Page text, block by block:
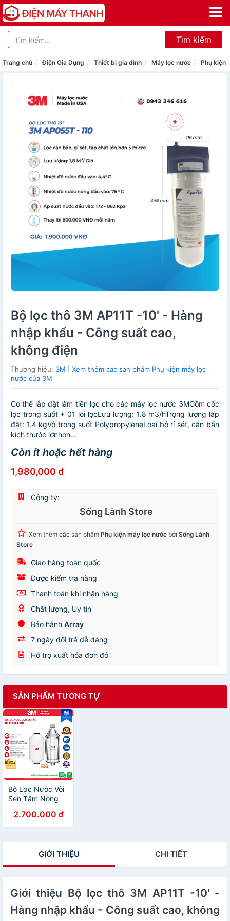
Tìm kiếm
Trang chủ Điện Gia Dụng Thiết bị gia đình Máy lọc nước Phụ kiện
Bộ lọc thô 3M AP11T -10' - Hàng
nhập khẩu - Công suất cao,
không điện
Thương hiệu: 3M
Xem thêm các sản phẩm Phụ kiện máy lọc
nước của 3M
Có thể lắp đặt làm tiền lọc cho các máy lọc nước 3MGồm cốc
lọc trong suốt + 01 lõi lọcLưu lượng: 1.8 m3/hTrọng lượng lắp
đặt: 1.4 kgVỏ trong suốt PolypropyleneLoại bỏ rỉ sét, cặn bẩn
kích thước lớnhơn...
Còn ít hoặc hết hàng
1,980,000 đ
Công ty:
Sống Lành Store
Xem thêm các sản phẩm Phụ kiện máy lọc nước bởi Sống Lành
Store
Giao hàng toàn quốc
Được kiểm tra hàng
Thanh toán khi nhận hàng
Chất lượng, Uy tín
Bảo hành Array
7 ngày đổi trả dễ dàng
Hỗ trợ xuất hóa đơn đỏ
SẢN PHẨM TƯƠNG TỰ
Bộ Lọc Nước Vòi
Sen Tắm Nóng
SFKC01-CN1 |
3M HSF-IS Tự
Hãng 3M
2.700.000 đ
GIỚI THIỆU CHI TIẾT
Giới thiệu Bộ lọc thô 3M AP11T -10' -
Hàng nhập khẩu - Công suất cao, không